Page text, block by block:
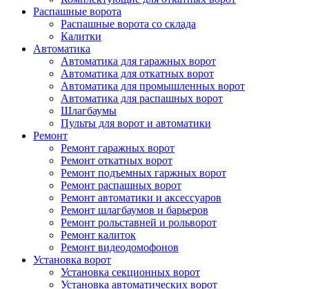
Распашные ворота
Распашные ворота со склада
Калитки
Автоматика
Автоматика для гаражных ворот
Автоматика для откатных ворот
Автоматика для промышленных ворот
Автоматика для распашных ворот
Шлагбаумы
Пульты для ворот и автоматики
Ремонт
Ремонт гаражных ворот
Ремонт откатных ворот
Ремонт подъемных гаржных ворот
Ремонт распашных ворот
Ремонт автоматики и аксессуаров
Ремонт шлагбаумов и барьеров
Ремонт рольставней и рольворот
Ремонт калиток
Ремонт видеодомофонов
Установка ворот
Установка секционных ворот
Установка автоматических ворот